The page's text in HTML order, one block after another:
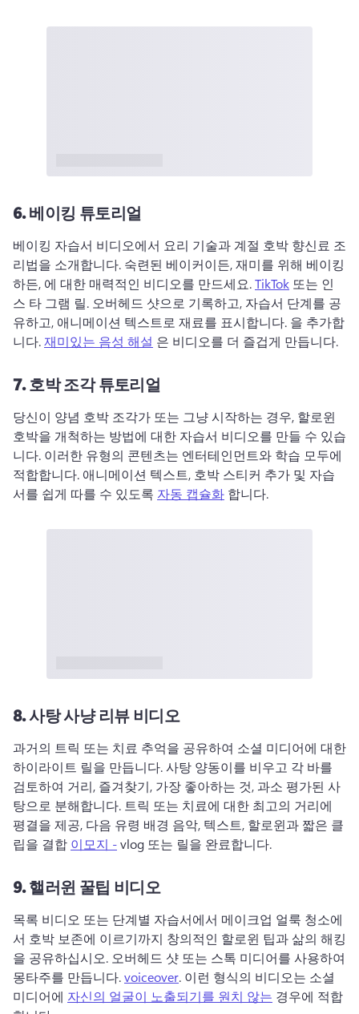
6.베이킹 튜토리얼
베이킹 자습서 비디오에서 요리 기술과 계절 호박 향신료 조
리법을 소개합니다. 숙련된 베이커이든, 재미를 위해 베이킹
하든, 에 대한 매력적인 비디오를 만드세요. TikTok 또는 인
스 타 그램 릴. 오버헤드 샷으로 기록하고, 자습서 단계를 공
유하고, 애니메이션 텍스트로 재료를 표시합니다. 을 추가합
니다. 재미있는 음성 해설 은 비디오를 더 즐겁게 만듭니다.
7.호박 조각 튜토리얼
당신이 양념 호박 조각가 또는 그냥 시작하는 경우, 할로윈
호박을 개척하는 방법에 대한 자습서 비디오를 만들 수 있습
니다. 이러한 유형의 콘텐츠는 엔터테인먼트와 학습 모두에
적합합니다. 애니메이션 텍스트, 호박 스티커 추가 및 자습
서를 쉽게 따를 수 있도록 자동 캡슐화 합니다.
8.사탕 사냥 리뷰 비디오
과거의 트릭 또는 치료 추억을 공유하여 소셜 미디어에 대한
하이라이트 릴을 만듭니다. 사탕 양동이를 비우고 각 바를
검토하여 거리, 즐겨찾기, 가장 좋아하는 것, 과소 평가된 사
탕으로 분해합니다. 트릭 또는 치료에 대한 최고의 거리에
평결을 제공, 다음 유령 배경 음악, 텍스트, 할로윈과 짧은 클
립을 결합 이모지 - vlog 또는 릴을 완료합니다.
9.핼러윈 꿀팁 비디오
목록 비디오 또는 단계별 자습서에서 메이크업 얼룩 청소에
서 호박 보존에 이르기까지 창의적인 할로윈 팁과 삶의 해킹
을 공유하십시오. 오버헤드 샷 또는 스톡 미디어를 사용하여
몽타주를 만듭니다. voiceover. 이런 형식의 비디오는 소셜
미디어에 자신의 얼굴이 노출되기를 원치 않는 경우에 적합